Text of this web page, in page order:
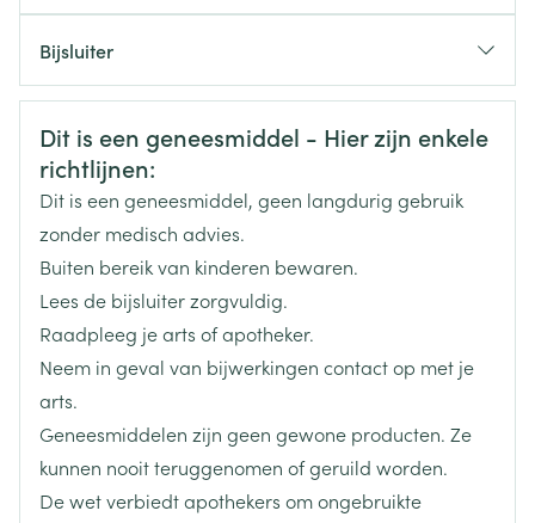
Organisaties Sandoz
Merken
Breedte 60 mm
Lengte
Diepte 66 mm
Bijsluiter
Nederlands
Duits Frans
Veiligheidsinformatie
Dit is een geneesmiddel - Hier zijn enkele
richtlijnen:
Dit is een geneesmiddel, geen langdurig gebruik
zonder medisch advies.
Buiten bereik van kinderen bewaren.
Lees de bijsluiter zorgvuldig.
Raadpleeg je arts of apotheker.
Neem in geval van bijwerkingen contact op met je
arts.
Geneesmiddelen zijn geen gewone producten. Ze
kunnen nooit teruggenomen of geruild worden.
De wet verbiedt apothekers om ongebruikte